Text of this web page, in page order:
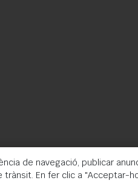
de navegació, publicar
En fer clic a "Acceptar-